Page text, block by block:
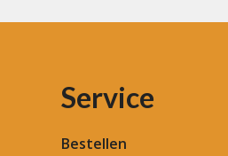
Service
Bestellen